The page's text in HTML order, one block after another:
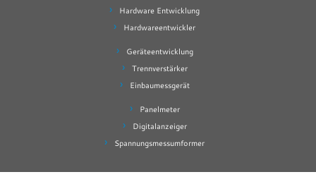
Hardware Entwicklung
Hardwareentwickler
Geräteentwicklung
Trennverstärker
Einbaumessgerät
Panelmeter
Digitalanzeiger
Spannungsmessumformer